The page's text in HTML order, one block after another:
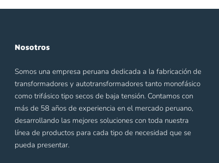
Nosotros
Somos una empresa peruana dedicada a la fabricación de
transformadores y autotransformadores tanto monofásico
como trifásico tipo secos de baja tensión. Contamos con
más de 58 años de experiencia en el mercado peruano,
desarrollando las mejores soluciones con toda nuestra
línea de productos para cada tipo de necesidad que se
pueda presentar.